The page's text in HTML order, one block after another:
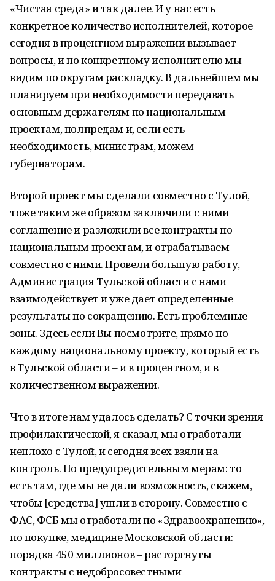
«Чистая среда» и так далее. И у нас есть
конкретное количество исполнителей, которое
сегодня в процентном выражении вызывает
вопросы, и по конкретному исполнителю мы
видим по округам раскладку. В дальнейшем мы
планируем при необходимости передавать
основным держателям по национальным
проектам, полпредам и, если есть
необходимость, министрам, можем
губернаторам.
Второй проект мы сделали совместно с Тулой,
тоже таким же образом заключили с ними
соглашение и разложили все контракты по
национальным проектам, и отрабатываем
совместно с ними. Провели большую работу,
Администрация Тульской области с нами
взаимодействует и уже дает определенные
результаты по сокращению. Есть проблемные
зоны. Здесь если Вы посмотрите, прямо по
каждому национальному проекту, который есть
в Тульской области – и в процентном, и в
количественном выражении.
Что в итоге нам удалось сделать? С точки зрения
профилактической, я сказал, мы отработали
неплохо с Тулой, и сегодня всех взяли на
контроль. По предупредительным мерам: то
есть там, где мы не дали возможность, скажем,
чтобы [средства] ушли в сторону. Совместно с
ФАС, ФСБ мы отработали по «Здравоохранению»,
по покупке, медицине Московской области:
порядка 450 миллионов – расторгнуты
контракты с недобросовестными